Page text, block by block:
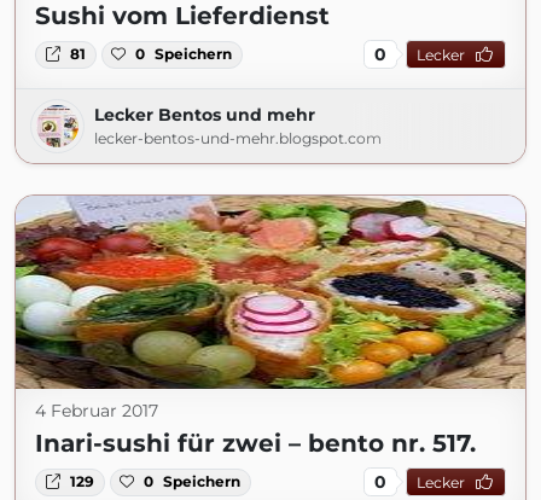
Sushi vom Lieferdienst
81 0 Speichern 0 Lecker
Lecker Bentos und mehr
lecker-bentos-und-mehr.blogspot.com
4 Februar 2017
Inari-sushi für zwei – bento nr. 517.
129 0 Speichern 0 Lecker